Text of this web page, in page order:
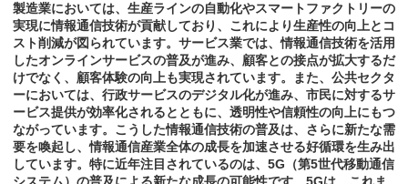
製造業においては、生産ラインの自動化やスマートファクトリーの
実現に情報通信技術が貢献しており、これにより生産性の向上とコ
スト削減が図られています。サービス業では、情報通信技術を活用
したオンラインサービスの普及が進み、顧客との接点が拡大するだ
けでなく、顧客体験の向上も実現されています。また、公共セクタ
ーにおいては、行政サービスのデジタル化が進み、市民に対するサ
ービス提供が効率化されるとともに、透明性や信頼性の向上にもつ
ながっています。こうした情報通信技術の普及は、さらに新たな需
要を喚起し、情報通信産業全体の成長を加速させる好循環を生み出
しています。特に近年注目されているのは、5G（第5世代移動通信